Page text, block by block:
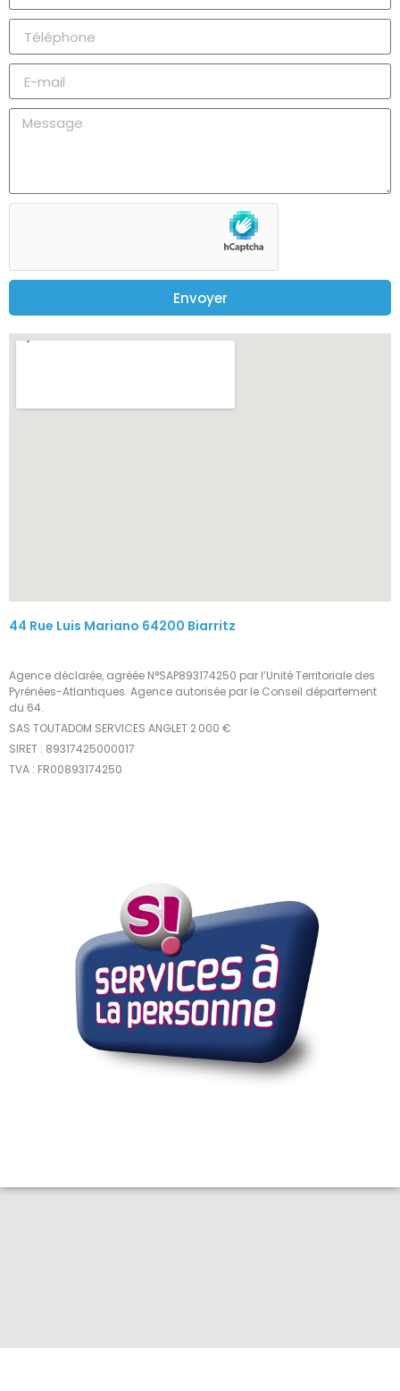
Envoyer
44 Rue Luis Mariano 64200 Biarritz
Agence déclarée, agréée N°SAP893174250 par l’Unité Territoriale des
Pyrénées-Atlantiques. Agence autorisée par le Conseil département
du 64.
SAS TOUTADOM SERVICES ANGLET 2 000 €
SIRET : 89317425000017
TVA : FR00893174250